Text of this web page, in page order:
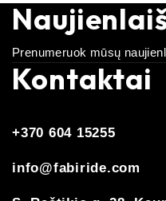
Prenumeruok mūsų
Kontaktai
+370 604 15255
info@fabiride.com